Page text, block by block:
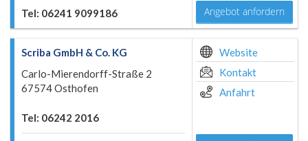
Tel: 06241 9099186 Angebot anfordern
Scriba GmbH & Co. KG
Carlo-Mierendorff-Straße 2
67574 Osthofen
Tel: 06242 2016
Website
Kontakt
Anfahrt